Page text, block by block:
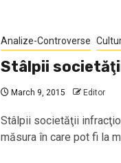
Analize-Controverse
Stâlpii
March 9, 2015 Editor
Stâlpii societăţii
măsura în care pot fi la